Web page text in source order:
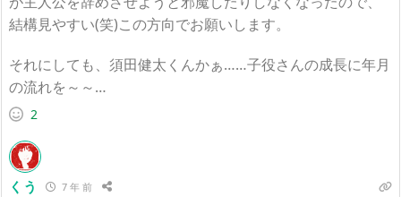
結構見やすい(笑)この方向でお願いします。
それにしても、須田健太くんかぁ……子役さんの成長に年月
の流れを～～…
2
くう 7 年 前